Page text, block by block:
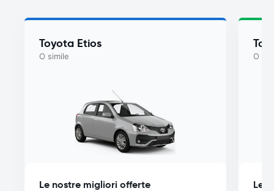
Toyota Etios
O simile
Le nostre migliori offerte
O
Le